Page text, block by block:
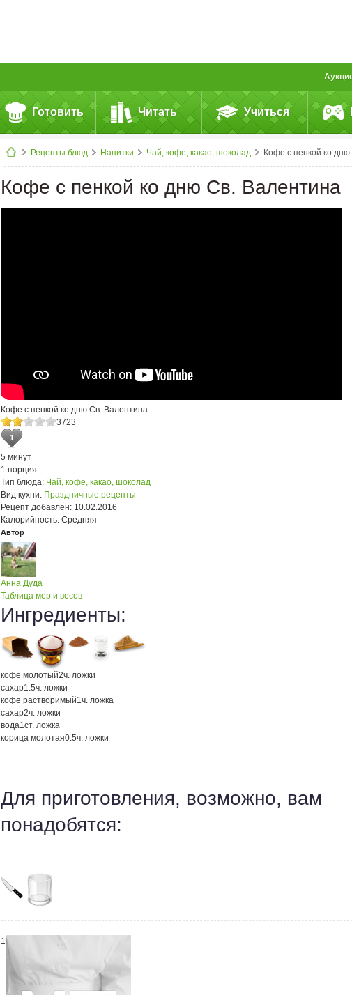
Готовить Читать Учиться
Рецепты блюд Напитки Чай, кофе, какао, шоколад Кофе с пенкой ко дню Св. Валентина
Кофе с пенкой ко дню Св. Валентина
Кофе с пенкой ко дню Св. Валентина
3723
1
5 минут
1 порция
Тип блюда: Чай, кофе, какао, шоколад
Вид кухни: Праздничные рецепты
Рецепт добавлен: 10.02.2016
Калорийность: Средняя
Автор
Анна Дуда
Таблица мер и весов
Ингредиенты:
кофе молотый2ч. ложки
сахар1.5ч. ложки
кофе растворимый1ч. ложка
сахар2ч. ложки
вода1ст. ложка
корица молотая0.5ч. ложки
Для приготовления, возможно, вам
понадобятся:
1